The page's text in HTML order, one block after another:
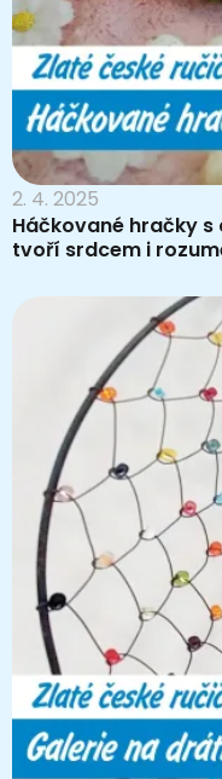
2. 4. 2025
Háčkované hračky
tvoří srdcem i